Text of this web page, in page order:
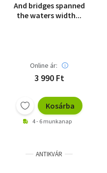
And bridges spanned
the waters width...
Online ár:
3 990 Ft
Kosárba
4 - 6 munkanap
ANTIKVÁR